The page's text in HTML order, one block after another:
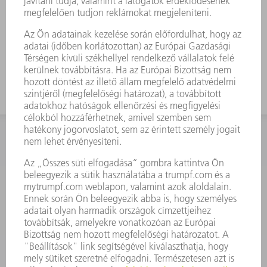
KAPCSOLAT
Szerszám
3628576045
08.00 - 16.30
szerszam@hu.trumpf.com
KAPCSOLAT
Alkatrész
3628576035
08.00 - 16.30